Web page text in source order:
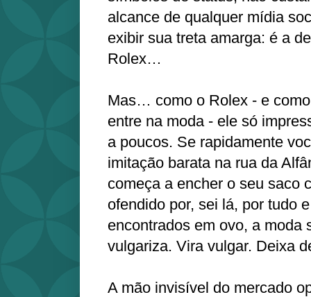
alcance de qualquer mídia
exibir sua treta amarga: é a
Rolex…
Mas… como o Rolex - e
entre na moda - ele só
a poucos. Se rapidamente
imitação barata na rua da
começa a encher o seu saco
ofendido por, sei lá, por tudo
encontrados em ovo, a
vulgariza. Vira vulgar. Deixa
A mão invisível do mercado